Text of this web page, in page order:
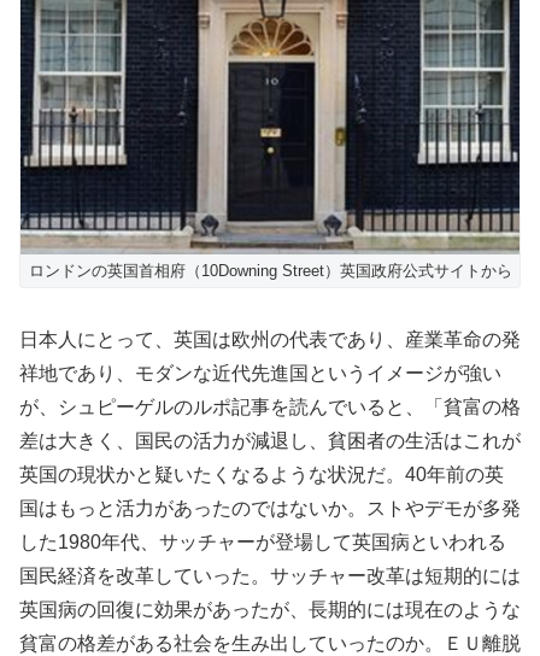
ロンドンの英国首相府（10Downing Street）英国政府公式サイトから
日本人にとって、英国は欧州の代表であり、産業革命の発
祥地であり、モダンな近代先進国というイメージが強い
が、シュピーゲルのルポ記事を読んでいると、「貧富の格
差は大きく、国民の活力が減退し、貧困者の生活はこれが
英国の現状かと疑いたくなるような状況だ。40年前の英
国はもっと活力があったのではないか。ストやデモが多発
した1980年代、サッチャーが登場して英国病といわれる
国民経済を改革していった。サッチャー改革は短期的には
英国病の回復に効果があったが、長期的には現在のような
貧富の格差がある社会を生み出していったのか。ＥＵ離脱